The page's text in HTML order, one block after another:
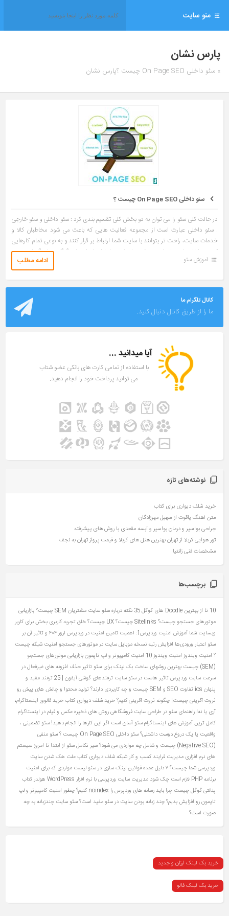
منو سایت
پارس نشان
» سئو داخلی On Page SEO چیست ؟پارس نشان
سئو داخلی On Page SEO چیست ؟
در حالت کلی سئو را می توان به دو بخش کلی تقسیم بندی کرد : سئو داخلی و سئو خارجی
. سئو داخلی عبارت است از مجموعه فعالیت هایی که باعث می شود مخاطبان کالا و
خدمات سایت، راحت تر بتوانند با سایت شما ارتباط بر قرار کنند و به نوعی تمام کارهایی
که در داخل سایت انجام می شود تا سایت را با استانداردهای گوگل هماهنگ کنیم و در
مقابل سئو خارجی سایت وجود دارد […]
آموزش سئو ادامه مطلب
کانال تلگرام ما
ما را از طریق کانال دنبال کنید.
آیا میدانید ...
با استفاده از تمامی کارت های بانکی عضو شتاب
می توانید پرداخت خود را انجام دهید.
نوشته‌های تازه
خرید شلف دیواری برای کتاب
متن آهنگ یاقوت از سهیل مهرزادگان
جراحی بواسیر و درمان بواسیر و آبسه مقعدی با روش های پیشرفته
تور هوایی کربلا از تهران بهترین هتل های کربلا و قیمت پرواز تهران به نجف
مشخصات فنی زانتیا
برچسب‌ها
10 تا از بهترین Doodle های گوگل 35 نکته درباره سئو سایت مشتریان
SEM چیست؟ بازاریابی
موتورهای جستجو چیست؟ Sitelinks چیست؟
UX چیست؟ خلق تجربه کاربری بخش برای کاربر
وبسایت شما آموزش امنیت وردپرس1: اهمیت تامین امنیت در وردپرس
ارور ۴۰۴ و تاثیر آن بر
سئو اعتبار ورودی‌ها افزایش رتبه نسخه موبایل سایت در موتورهای جستجو امنیت شبکه چیست
؟ امنیت ویندوز امنیت ویندوز 10 امنیت کامپیوتر و لپ تاپمونبازاریابی موتورهای جستجو
(SEM) چیست
بهترین روشهای ساخت بک لینک برای سئو تاثیر حذف افزونه های غیرفعال در
سرعت سایت وردپرس تاثیر هاست در سئو سایت
ترفندهای گوشی آیفون | 25 ترفند مفید و
پنهان ios
تفاوت SEO و SEM چیست و چه کاربردی دارند؟
تولید محتوا و چالش های پیش رو
ثروت آفرینی چیست| چگونه ثروت آفرینی کنیم؟خرید شلف دیواری کتابخرید فالوور اینستاگرام،
آری یا نه! راهنمای سئو در طراحی سایت فروشگاهیروش های ذخیره عکس و فیلم در اینستاگرام
کامل ترین آموزش های اینستاگرامسئو آسان است اگر این کارها را انجام دهید! سئو تضمینی ،
واقعیت یا یک دروغ دوست‌ داشتنی؟سئو داخلی On Page SEO چیست ؟
سئو منفی
(Negative SEO) چیست و شامل چه مواردی می شود؟
سیر تکامل سئو از ابتدا تا امروز سیستم
های نرم افزاری مدیریت فرایند کسب و کار شبکهشلف دیواری کتابعلت هک شدن سایت
وردپرسی شما چیست؟ ۷ دلیل عمده
قوانین لینک سازی در سئو لیست مواردی که برای امنیت
برنامه PHP لازم است چک شود
مدیریت سایت وردپرسی با نرم افزار WordPress
هولدر کتاب
پنالتی گوگل چیست چرا باید رسانه های وردپرس را noindex کنیم؟
چطور امنیت کامپیوتر و لپ
تاپمون رو افزایش بدیم؟چند زبانه بودن سایت در سئو مفید است؟ سئو سایت چندزبانه به چه
صورت است؟
خرید بک لینک ارزان و جدید
خرید بک لینک فالو